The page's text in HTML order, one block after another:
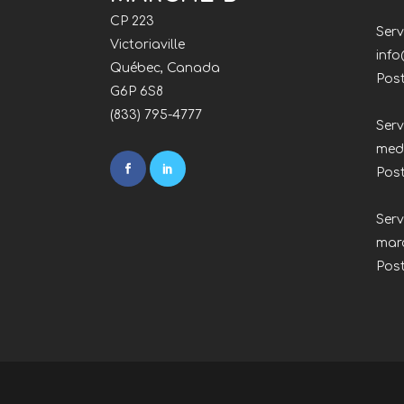
CP 223
Victoriaville
Québec, Canada
G6P 6S8
(833) 795-4777